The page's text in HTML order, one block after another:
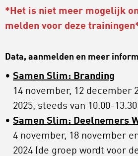
*Het is niet meer mogelijk
melden voor deze
Data, aanmelden en meer
Samen Slim: Branding
14 november, 12 december
2025, steeds van 10.00-
Samen Slim: Deelnemers
4 november, 18 november
2024 (de groep wordt voor